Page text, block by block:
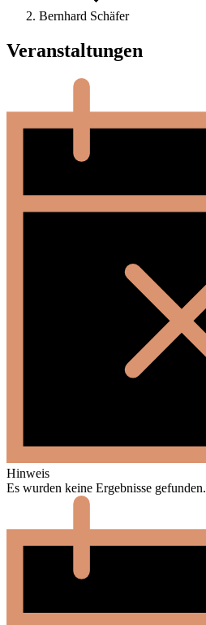
Bernhard Schäfer
Veranstaltungen
Hinweis
Es wurden keine Ergebnisse gefunden.